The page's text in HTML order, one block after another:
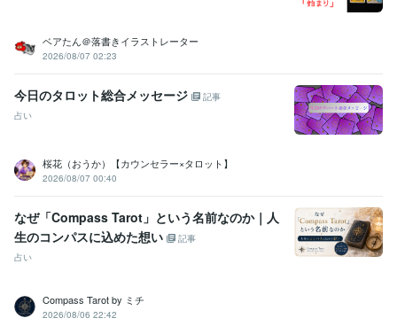
ベアたん＠落書きイラストレーター
2026/08/07 02:23
今日のタロット総合メッセージ
記事
占い
桜花（おうか）【カウンセラー×タロット】
2026/08/07 00:40
なぜ「Compass Tarot」という名前なのか｜人
生のコンパスに込めた想い
記事
占い
Compass Tarot by ミチ
2026/08/06 22:42